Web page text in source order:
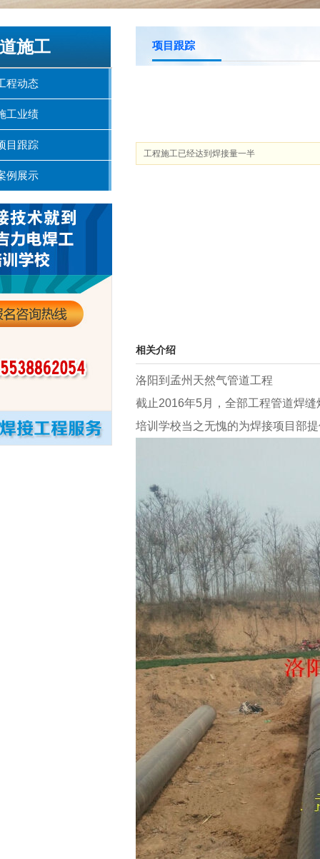
项目跟踪
工程施工已经达到焊接量一半
相关介绍
洛阳到孟州天然气管道工程
截止2016年5月，全部工程管道焊缝
培训学校当之无愧的为焊接项目部
施工
程动态
工业绩
目跟踪
例展示